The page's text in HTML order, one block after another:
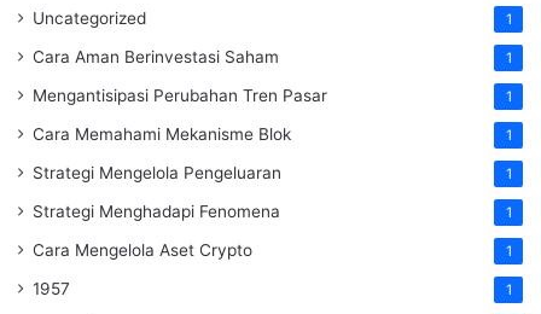
Uncategorized 1
Cara Aman Berinvestasi Saham 1
Mengantisipasi Perubahan Tren Pasar 1
Cara Memahami Mekanisme Blok 1
Strategi Mengelola Pengeluaran 1
Strategi Menghadapi Fenomena 1
Cara Mengelola Aset Crypto 1
1957 1